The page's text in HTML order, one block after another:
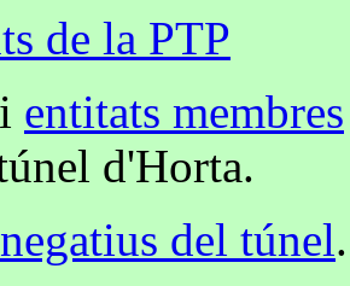
de la PTP
i entitats membres
d'Horta.
del túnel.